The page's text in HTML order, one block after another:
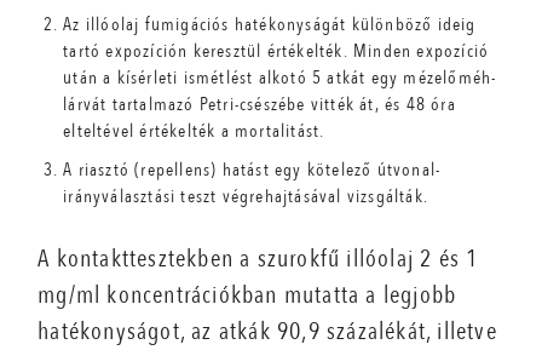
Az illóolaj fumigációs hatékonyságát különböző ideig
tartó expozíción keresztül értékelték. Minden expozíció
után a kísérleti ismétlést alkotó 5 atkát egy mézelőméh-
lárvát tartalmazó Petri-csészébe vitték át, és 48 óra
elteltével értékelték a mortalitást.
A riasztó (repellens) hatást egy kötelező útvonal-
irányválasztási teszt végrehajtásával vizsgálták.
A kontakttesztekben a szurokfű illóolaj 2 és 1
mg/ml koncentrációkban mutatta a legjobb
hatékonyságot, az atkák 90,9 százalékát, illetve